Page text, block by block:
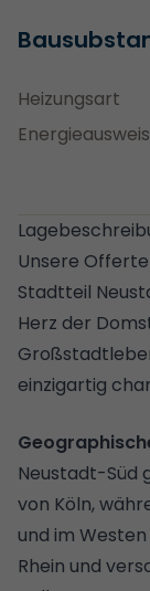
Heizungsart
Energieausweis
Unsere
Stadtteil
Herz der
einzigartig
Neustadt-Süd
von Köln,
und im
Rhein und